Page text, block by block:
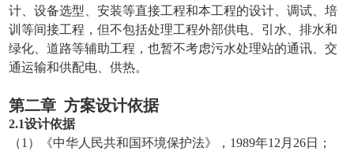
计、设备选型、安装等直接工程和本工程的设计、调试、培
训等间接工程，但不包括处理工程外部供电、引水、排水和
绿化、道路等辅助工程，也暂不考虑污水处理站的通讯、交
通运输和供配电、供热。
第二章方案设计依据
2.1设计依据
（1）《中华人民共和国环境保护法》，1989年12月26日；